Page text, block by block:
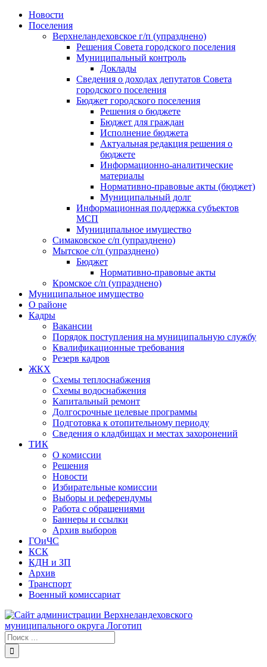
Skip
Новости
Поселения
Верхнеландеховское г/п (упразднено)
Решения Совета городского поселения
Муниципальный контроль
Доклады
Сведения о доходах депутатов Совета
городского поселения
Бюджет городского поселения
Решения о бюджете
Бюджет для граждан
Исполнение бюджета
Актуальная редакция решения о
бюджете
Информационно-аналитические
материалы
Нормативно-правовые акты (бюджет)
Муниципальный долг
Информационная поддержка субъектов
МСП
Муниципальное имущество
Симаковское с/п (упразднено)
Мытское с/п (упразднено)
Бюджет
Нормативно-правовые акты
Кромское с/п (упразднено)
Муниципальное имущество
О районе
Кадры
Вакансии
Порядок поступления на муниципальную службу
Квалификационные требования
Резерв кадров
ЖКХ
Схемы теплоснабжения
Схемы водоснабжения
Капитальный ремонт
Долгосрочные целевые программы
Подготовка к отопительному периоду
Сведения о кладбищах и местах захоронений
ТИК
О комиссии
Решения
Новости
Избирательные комиссии
Выборы и референдумы
Работа с обращениями
Баннеры и ссылки
Архив выборов
ГОиЧС
КСК
КДН и ЗП
Архив
Транспорт
Военный комиссариат
Результат
поиска: